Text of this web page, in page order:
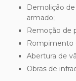
Demolição de paredes e estruturas de concreto
armado;
Remoção de
Abertura de
Obras de